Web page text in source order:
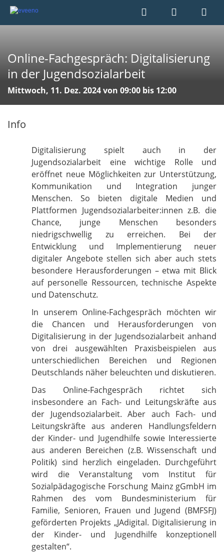
Online-Fachgespräch: Digitalisierung
in der Jugendsozialarbeit
Mittwoch, 11. Dez. 2024 von 09:00 bis 12:00
Info
Digitalisierung spielt auch in der
Jugendsozialarbeit eine wichtige Rolle und
eröffnet neue Möglichkeiten zur Unterstützung,
Kommunikation und Integration junger
Menschen. So bieten digitale Medien und
Plattformen Jugendsozialarbeiter:innen z.B. die
Chance, junge Menschen besonders
niedrigschwellig zu erreichen. Bei der
Entwicklung und Implementierung neuer
digitaler Angebote stellen sich aber auch stets
besondere Herausforderungen – etwa mit Blick
auf personelle Ressourcen, technische Aspekte
und Datenschutz.
In unserem Online-Fachgespräch möchten wir
die Chancen und Herausforderungen von
Digitalisierung in der Jugendsozialarbeit anhand
von drei ausgewählten Praxisbeispielen aus
unterschiedlichen Bereichen und Regionen
Deutschlands näher beleuchten und diskutieren.
Das Online-Fachgespräch richtet sich
insbesondere an Fach- und Leitungskräfte aus
der Jugendsozialarbeit. Aber auch Fach- und
Leitungskräfte aus anderen Handlungsfeldern
der Kinder- und Jugendhilfe sowie Interessierte
aus anderen Bereichen (z.B. Wissenschaft und
Politik) sind herzlich eingeladen. Durchgeführt
wird die Veranstaltung vom Institut für
Sozialpädagogische Forschung Mainz gGmbH im
Rahmen des vom Bundesministerium für
Familie, Senioren, Frauen und Jugend (BMFSFJ)
geförderten Projekts „JAdigital. Digitalisierung in
der Kinder- und Jugendhilfe konzeptionell
gestalten“.